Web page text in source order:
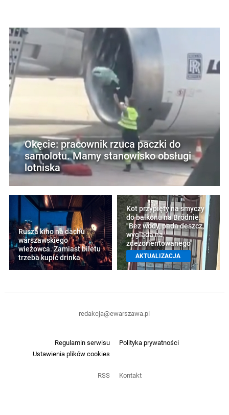
Okęcie: pracownik rzuca paczki do
samolotu. Mamy stanowisko obsługi
lotniska
Rusza kino na dachu
warszawskiego
wieżowca. Zamiast biletu
trzeba kupić drinka
Kot przypięty na smyczy
do balkonu na Bródnie.
"Bez wody, pada deszcz,
wygląda na
zdezorientowanego"
AKTUALIZACJA
Regulamin serwisu
Polityka prywatności
Ustawienia plików cookies
RSS Kontakt
redakcja@ewarszawa.pl